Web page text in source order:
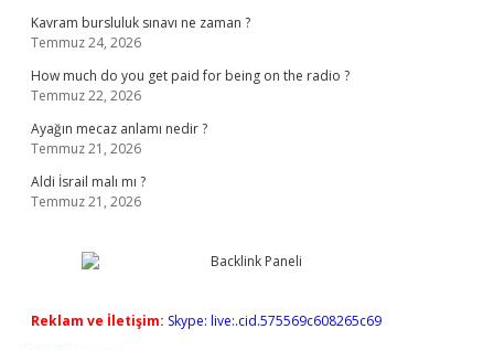
Kavram bursluluk sınavı ne zaman ?
Temmuz 24, 2026
How much do you get paid for being on the radio ?
Temmuz 22, 2026
Ayağın mecaz anlamı nedir ?
Temmuz 21, 2026
Aldi İsrail malı mı ?
Temmuz 21, 2026
Reklam ve İletişim: Skype: live:.cid.575569c608265c69